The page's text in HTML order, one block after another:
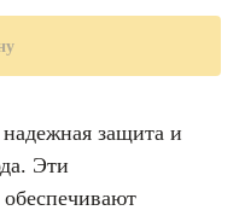
защита и
Эти